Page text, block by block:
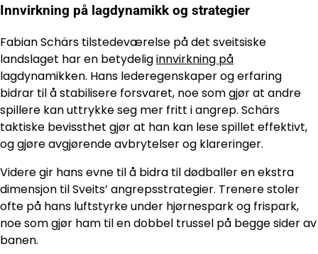
Innvirkning på lagdynamikk og strategier
Fabian Schärs tilstedeværelse på det sveitsiske
landslaget har en betydeliginnvirkning på
lagdynamikken. Hans lederegenskaper og erfaring
bidrar til å stabilisere forsvaret, noe som gjør at andre
spillere kan uttrykke seg mer fritt i angrep. Schärs
taktiske bevissthet gjør at han kan lese spillet effektivt,
og gjøre avgjørende avbrytelser og klareringer.
Videre gir hans evne til å bidra til dødballer en ekstra
dimensjon til Sveits’ angrepsstrategier. Trenere stoler
ofte på hans luftstyrke under hjørnespark og frispark,
noe som gjør ham til en dobbel trussel på begge sider av
banen.